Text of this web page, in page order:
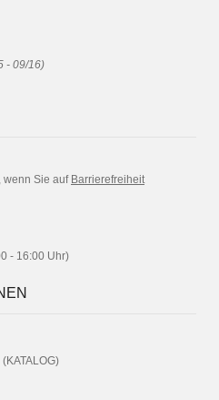
- 09/16)
wenn Sie auf Barrierefreiheit
- 16:00 Uhr)